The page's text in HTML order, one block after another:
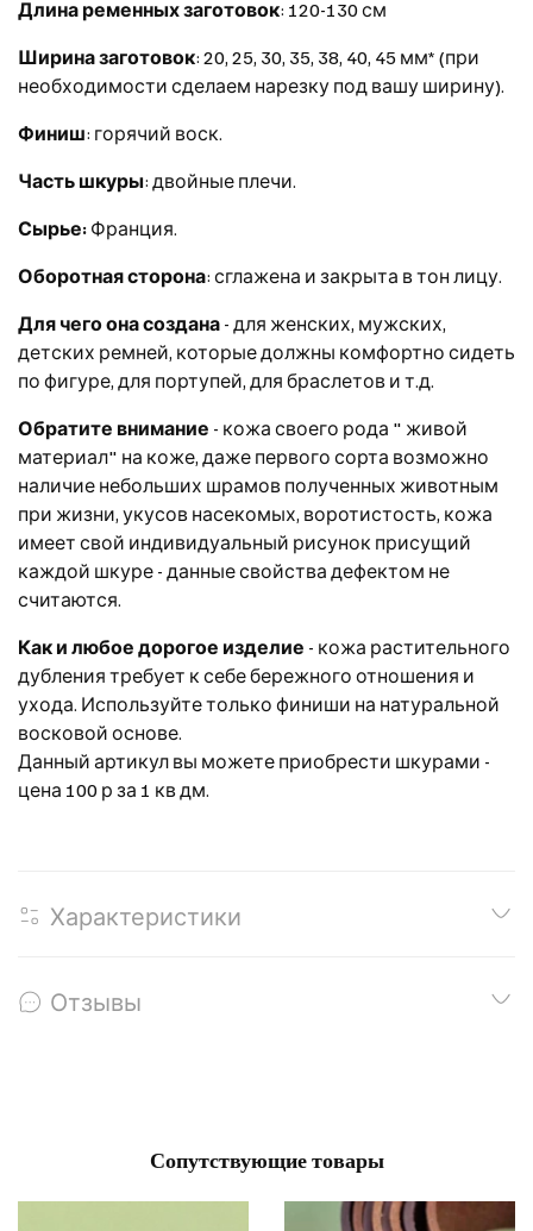
Длина ременных заготовок: 120-130 см
Ширина заготовок: 20, 25, 30, 35, 38, 40, 45 мм* (при
необходимости сделаем нарезку под вашу ширину).
Финиш: горячий воск.
Часть шкуры: двойные плечи.
Сырье: Франция.
Оборотная сторона: сглажена и закрыта в тон лицу.
Для чего она создана - для женских, мужских,
детских ремней, которые должны комфортно сидеть
по фигуре, для портупей, для браслетов и т.д.
Обратите внимание - кожа своего рода " живой
материал" на коже, даже первого сорта возможно
наличие небольших шрамов полученных животным
при жизни, укусов насекомых, воротистость, кожа
имеет свой индивидуальный рисунок присущий
каждой шкуре - данные свойства дефектом не
считаются.
Как и любое дорогое изделие - кожа растительного
дубления требует к себе бережного отношения и
ухода. Используйте только финиши на натуральной
восковой основе.
Данный артикул вы можете приобрести шкурами -
цена 100 р за 1 кв дм.
Характеристики
Отзывы
Сопутствующие товары